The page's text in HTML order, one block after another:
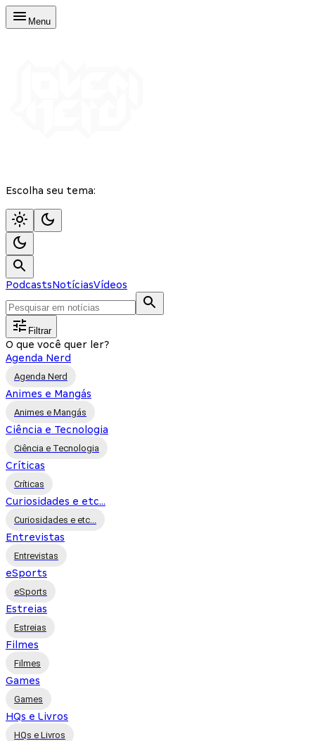
Menu
Escolha seu tema:
PodcastsNotíciasVídeos
Filtrar
O que você quer ler?
Agenda Nerd
Agenda Nerd
Animes e Mangás
Animes e Mangás
Ciência e Tecnologia
Ciência e Tecnologia
Críticas
Críticas
Curiosidades e etc...
Curiosidades e etc...
Entrevistas
Entrevistas
eSports
eSports
Estreias
Estreias
Filmes
Filmes
Games
Games
HQs e Livros
HQs e Livros